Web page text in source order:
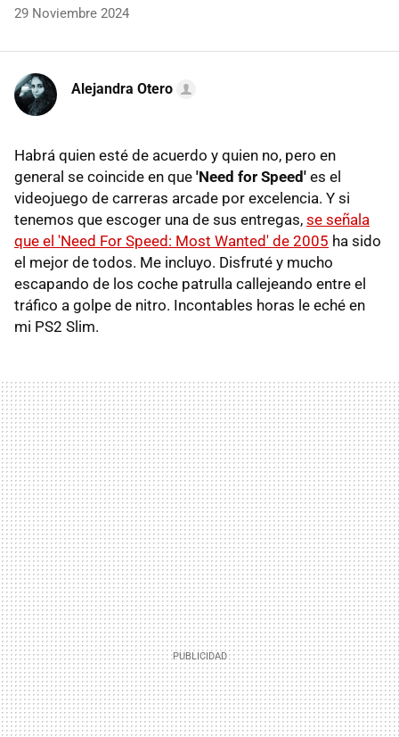
29 Noviembre 2024
Alejandra Otero
Habrá quien esté de acuerdo y quien no, pero en
general se coincide en que 'Need for Speed' es el
videojuego de carreras arcade por excelencia. Y si
tenemos que escoger una de sus entregas, se señala
que el 'Need For Speed: Most Wanted' de 2005 ha sido
el mejor de todos. Me incluyo. Disfruté y mucho
escapando de los coche patrulla callejeando entre el
tráfico a golpe de nitro. Incontables horas le eché en
mi PS2 Slim.